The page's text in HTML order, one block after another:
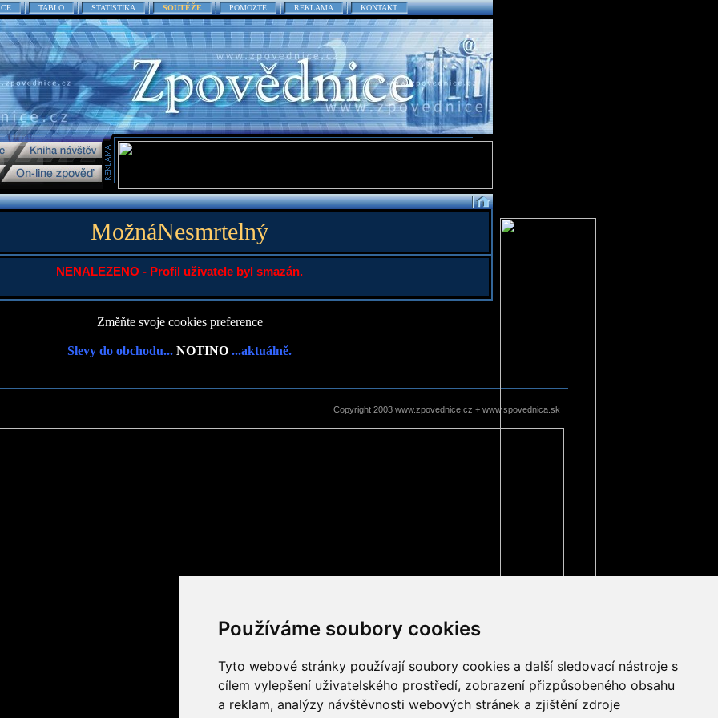
Používáme soubory cookies
Tyto webové stránky používají soubory cookies a další sledovací nástroje s
cílem vylepšení uživatelského prostředí, zobrazení přizpůsobeného obsahu
a reklam, analýzy návštěvnosti webových stránek a zjištění zdroje
TABLO STATISTIKA SOUTĚŽE POMOZTE REKLAMA KONTAKT
MožnáNesmrtelný
NENALEZENO - Profil uživatele byl smazán.
Změňte svoje cookies preference
Slevy do obchodu... NOTINO ...aktuálně.
Copyright 2003 www.zpovednice.cz + www.spovednica.sk